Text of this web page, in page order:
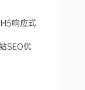
响应式
SEO优